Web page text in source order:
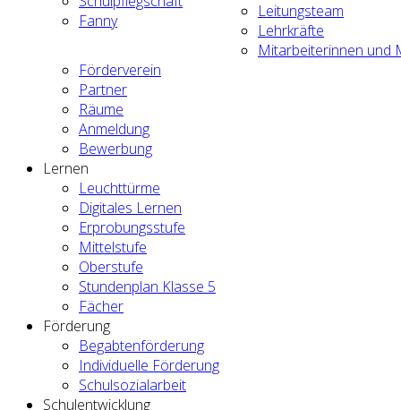
Fanny
Leitungsteam
Lehrkräfte
Mitarbeiterinnen und
Förderverein
Partner
Räume
Anmeldung
Bewerbung
Lernen
Leuchttürme
Digitales Lernen
Erprobungsstufe
Mittelstufe
Oberstufe
Stundenplan Klasse 5
Fächer
Förderung
Begabtenförderung
Individuelle Förderung
Schulsozialarbeit
Schulentwicklung